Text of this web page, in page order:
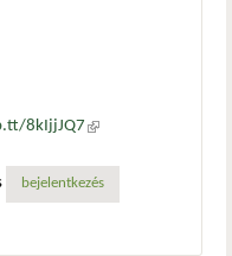
8kIjjJQ7 (külső
bejelentkezés